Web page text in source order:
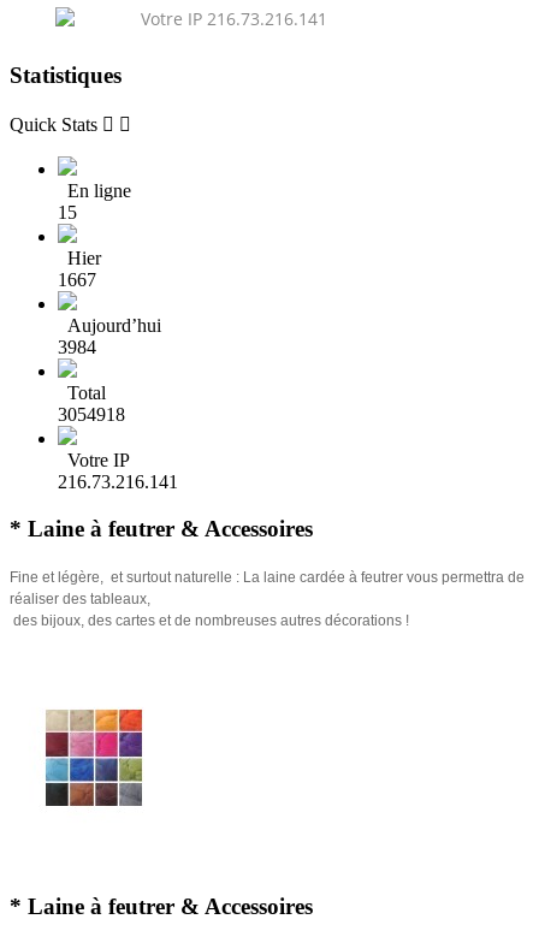
Votre IP 216.73.216.141
Statistiques
Quick Stats  
En ligne
15
Hier
1667
Aujourd’hui
3984
Total
3054918
Votre IP
216.73.216.141
* Laine à feutrer & Accessoires
Fine et légère, et surtout naturelle : La laine cardée à feutrer vous permettra de
réaliser des tableaux,
des bijoux, des cartes et de nombreuses autres décorations !
* Laine à feutrer & Accessoires